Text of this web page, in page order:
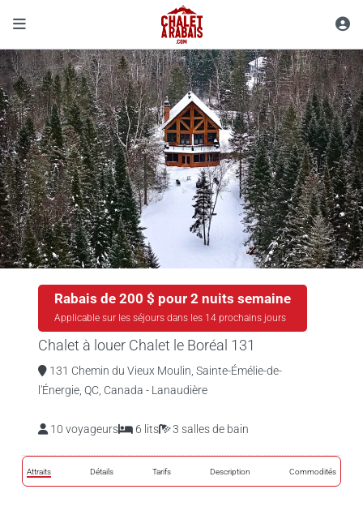
Rabais de 200 $ pour 2 nuits semaine
Applicable sur les séjours dans les 14 prochains jours
Chalet à louer Chalet le Boréal 131
131 Chemin du Vieux Moulin, Sainte-Émélie-de-
l'Énergie, QC, Canada - Lanaudière
10 voyageurs 6 lits 3 salles de bain
Attraits Détails Tarifs Description Commodités